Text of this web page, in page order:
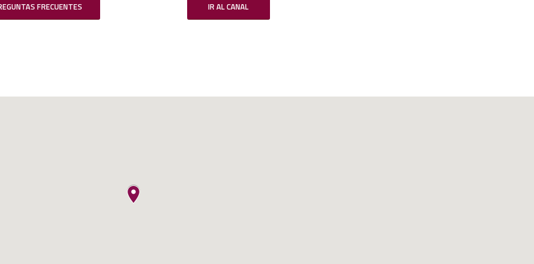
FRECUENTES IR AL CANAL